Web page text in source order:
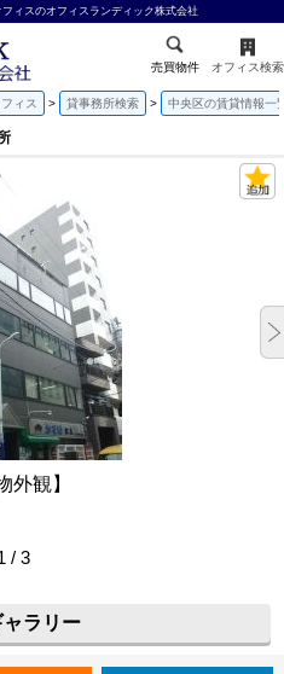
ィスのオフィスランディック株式会社
売買物件 オフィス検索
ィス 貸事務所検索 中央区の賃貸情報一
外観】
/ 3
ラリー